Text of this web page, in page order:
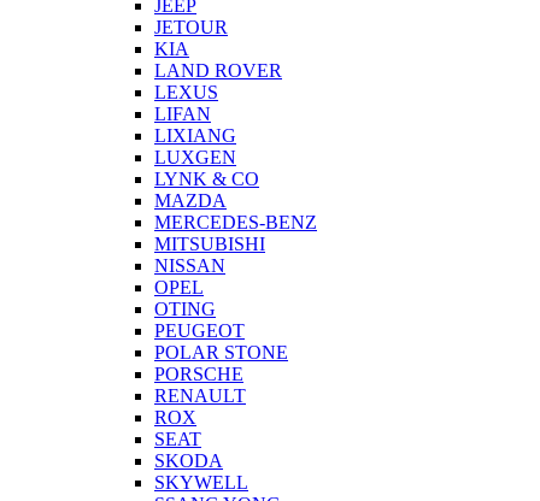
JEEP
JETOUR
KIA
LAND ROVER
LEXUS
LIFAN
LIXIANG
LUXGEN
LYNK & CO
MAZDA
MERCEDES-BENZ
MITSUBISHI
NISSAN
OPEL
OTING
PEUGEOT
POLAR STONE
PORSCHE
RENAULT
ROX
SEAT
SKODA
SKYWELL